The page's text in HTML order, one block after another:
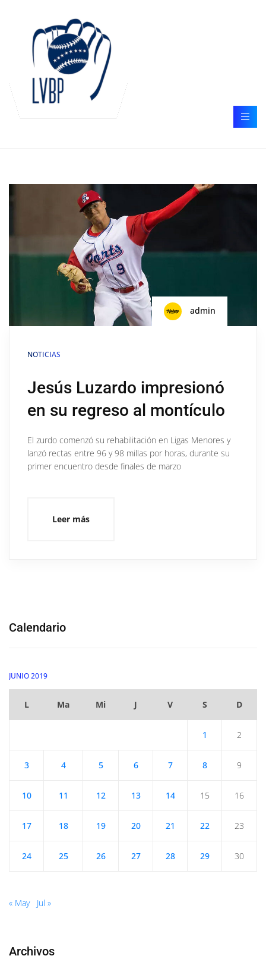
admin
NOTICIAS
Jesús Luzardo impresionó
en su regreso al montículo
El zurdo comenzó su rehabilitación en Ligas Menores y
lanzó rectas entre 96 y 98 millas por horas, durante su
primer encuentro desde finales de marzo
Leer más
Calendario
JUNIO 2019
L Ma Mi J V S D
1 2
3 4 5 6 7 8 9
10 11 12 13 14 15 16
17 18 19 20 21 22 23
24 25 26 27 28 29 30
« May Jul »
Archivos